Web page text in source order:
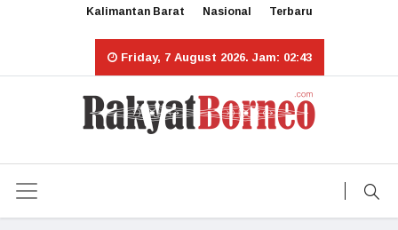
Kalimantan Barat Nasional Terbaru
Friday, 7 August 2026. Jam: 02:43